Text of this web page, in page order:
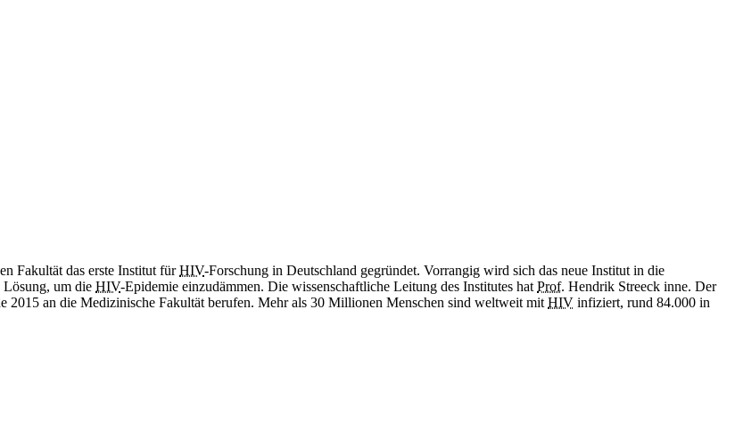
Fakultät das erste Institut fürHIV-Forschung in Deutschland gegründet. Vorrangig wird sich das neue Institut in die
Lösung, um die HIV-Epidemie einzudämmen. Die wissenschaftliche Leitung des Institutes hat Prof. Hendrik Streeck inne. Der
an die Medizinische Fakultät berufen. Mehr als 30 Millionen Menschen sind weltweit mit HIV infiziert, rund 84.000 in